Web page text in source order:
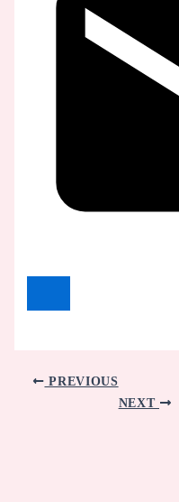
PREVIOUS
NEXT